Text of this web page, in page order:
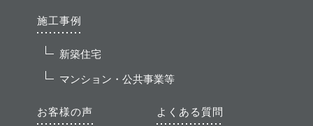
施工事例
新築住宅
マンション・公共事業等
お客様の声 よくある質問